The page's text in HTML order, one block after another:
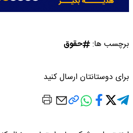
برچسب ها: حقوق
برای دوستانتان ارسال کنید